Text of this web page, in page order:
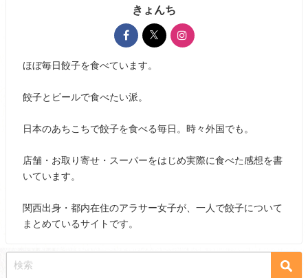
きょんち
ほぼ毎日餃子を食べています。
餃子とビールで食べたい派。
日本のあちこちで餃子を食べる毎日。時々外国でも。
店舗・お取り寄せ・スーパーをはじめ実際に食べた感想を書
いています。
関西出身・都内在住のアラサー女子が、一人で餃子について
まとめているサイトです。